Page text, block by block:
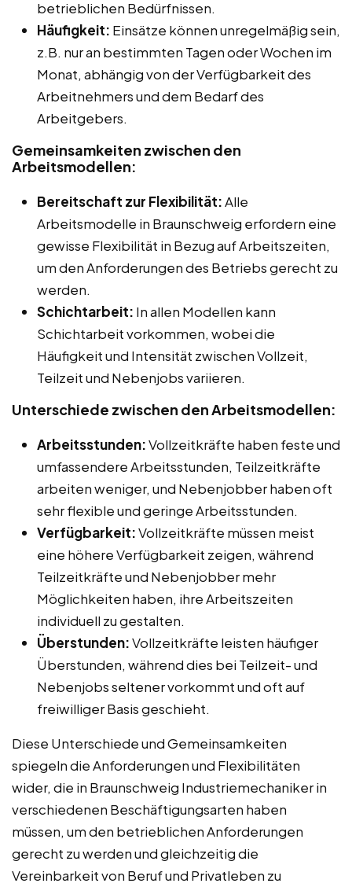
betrieblichen Bedürfnissen.
Häufigkeit: Einsätze können unregelmäßig sein,
z.B. nur an bestimmten Tagen oder Wochen im
Monat, abhängig von der Verfügbarkeit des
Arbeitnehmers und dem Bedarf des
Arbeitgebers.
Gemeinsamkeiten zwischen den
Arbeitsmodellen:
Bereitschaft zur Flexibilität:Alle
Arbeitsmodelle in Braunschweig erfordern eine
gewisse Flexibilität in Bezug auf Arbeitszeiten,
um den Anforderungen des Betriebs gerecht zu
werden.
Schichtarbeit: In allen Modellen kann
Schichtarbeit vorkommen, wobei die
Häufigkeit und Intensität zwischen Vollzeit,
Teilzeit und Nebenjobs variieren.
Unterschiede zwischen den Arbeitsmodellen:
Arbeitsstunden:Vollzeitkräfte haben feste und
umfassendere Arbeitsstunden, Teilzeitkräfte
arbeiten weniger, und Nebenjobber haben oft
sehr flexible und geringe Arbeitsstunden.
Verfügbarkeit:Vollzeitkräfte müssen meist
eine höhere Verfügbarkeit zeigen, während
Teilzeitkräfte und Nebenjobber mehr
Möglichkeiten haben, ihre Arbeitszeiten
individuell zu gestalten.
Überstunden:Vollzeitkräfte leisten häufiger
Überstunden, während dies bei Teilzeit- und
Nebenjobs seltener vorkommt und oft auf
freiwilliger Basis geschieht.
Diese Unterschiede und Gemeinsamkeiten
spiegeln die Anforderungen und Flexibilitäten
wider, die in Braunschweig Industriemechaniker in
verschiedenen Beschäftigungsarten haben
müssen, um den betrieblichen Anforderungen
gerecht zu werden und gleichzeitig die
Vereinbarkeit von Beruf und Privatleben zu